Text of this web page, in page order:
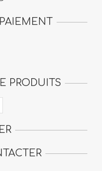
du
PRODUITS